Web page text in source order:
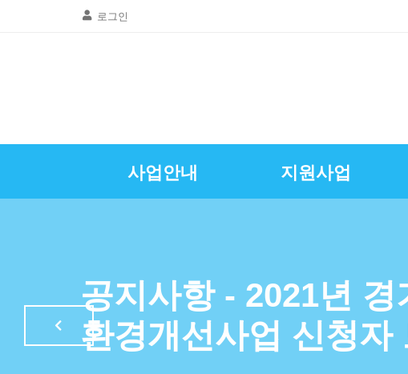
로그인
사업안내
LED조명교체지원
지원사업
공지사항 - 2021년
환경개선사업 신청자